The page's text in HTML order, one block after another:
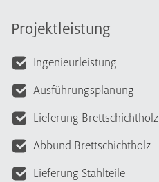
Projektleistung
Ingenieurleistung
Ausführungsplanung
Lieferung Brettschichtholz
Abbund Brettschichtholz
Lieferung Stahlteile